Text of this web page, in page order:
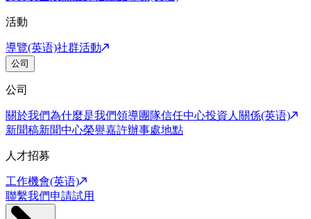
活動
導覽(英语)社群活動
公司
公司
關於我們為什麼是我們領導團隊信任中心投資人關係(英语)
新聞稿新聞中心榮譽嘉許辦事處地點
人才招募
工作機會(英语)
聯繫我們申請試用